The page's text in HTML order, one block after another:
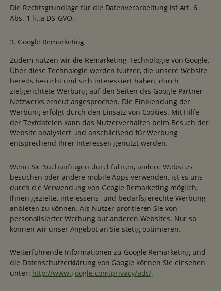
Die Rechtsgrundlage für die Datenverarbeitung ist Art. 6
Abs. 1 lit.a DS-GVO.
3. Google Remarketing
Zudem nutzen wir die Remarketing-Technologie von Google.
Über diese Technologie werden Nutzer, die unsere Website
bereits besucht und sich interessiert haben, durch
zielgerichtete Werbung auf den Seiten des Google Partner-
Netzwerks erneut angesprochen. Die Einblendung der
Werbung erfolgt durch den Einsatz von Cookies. Mit Hilfe
der Textdateien kann das Nutzerverhalten beim Besuch der
Website analysiert und anschließend für Werbung
entsprechend Ihrer Interessen genutzt werden.
Wenn Sie Suchanfragen durchführen, andere Websites
besuchen oder andere mobile Apps verwenden, ist es uns
durch die Verwendung von Google Remarketing möglich,
Ihnen gezielte, interessens- und bedarfsgerechte Werbung
anbieten zu können. Als Nutzer profitieren Sie von
personalisierter Werbung auf anderen Websites. Nur so
können wir unser Angebot an Sie stetig optimieren.
Weiterführende Informationen zu Google Remarketing und
die Datenschutzerklärung von Google können Sie einsehen
unter: http://www.google.com/privacy/ads/.